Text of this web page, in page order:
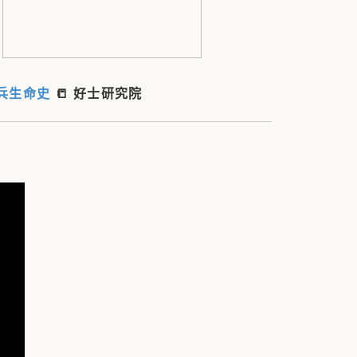
生命史 📒 好士研究院